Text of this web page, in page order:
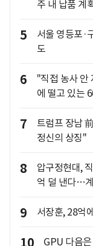
주 내 납품 계
5
서울 영등포·
도
6
"직접 농사
에 떨고 있는
7
트럼프 장남
정신의 상징"
8
압구정현대,
억 덜 낸다…
9 서장훈, 28억
GPU 다음